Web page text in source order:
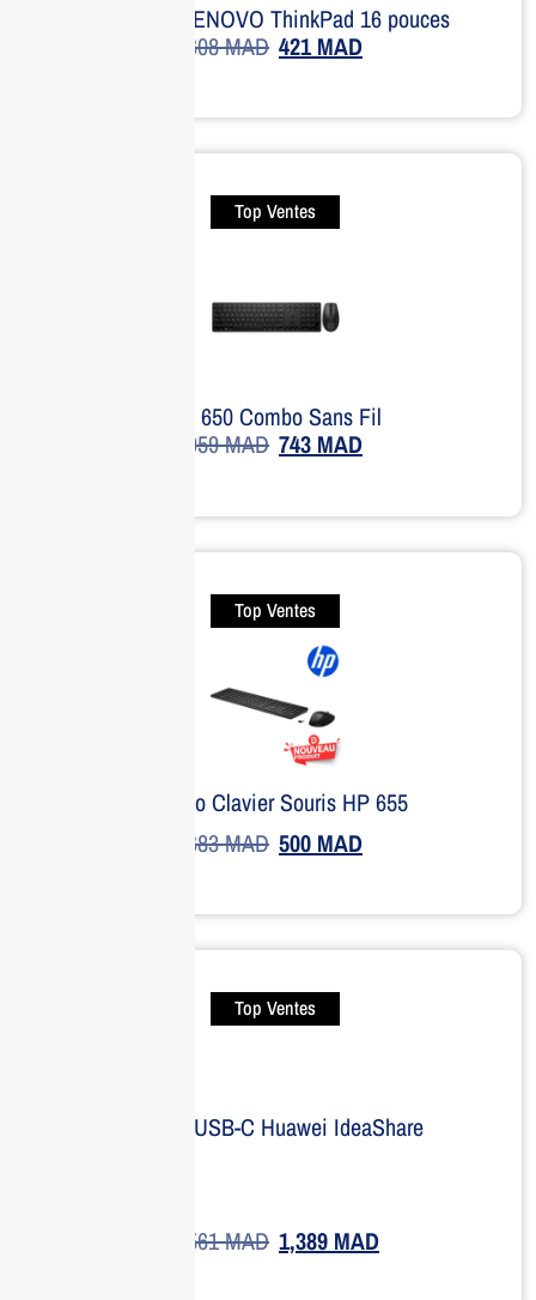
Sacoche LENOVO ThinkPad 16 pouces
608MAD 421MAD
Top Ventes
HP 650 Combo Sans Fil
959MAD 743 MAD
Top Ventes
Combo Clavier Souris HP 655
683MAD 500 MAD
Top Ventes
Dongle USB-C Huawei IdeaShare
1,561MAD 1,389 MAD